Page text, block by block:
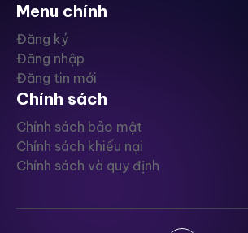
Menu chính
Đăng ký
Đăng nhập
Đăng tin mới
Chính sách
Chính sách bảo mật
Chính sách khiếu nại
Chính sách và quy định